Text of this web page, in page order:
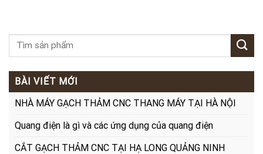
BÀI VIẾT MỚI
NHÀ MÁY GẠCH THẢM CNC THANG MÁY TẠI HÀ NỘI
Quang điện là gì và các ứng dụng của quang điện
CẮT GẠCH THẢM CNC TẠI HẠ LONG QUẢNG NINH